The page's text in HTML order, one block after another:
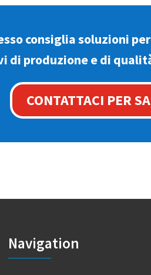
consiglia soluzioni
produzione e di
CONTATTACI PER
Navigation